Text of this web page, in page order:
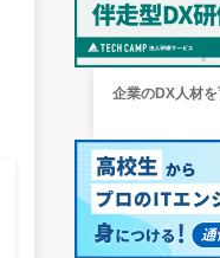
企業のDX人材